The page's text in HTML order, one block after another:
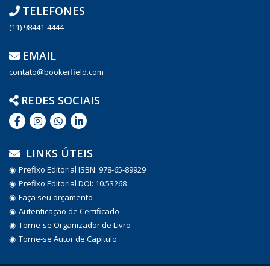
TELEFONES
(11) 98441-4444
EMAIL
contato@bookerfield.com
REDES SOCIAIS
LINKS ÚTEIS
Prefixo Editorial ISBN: 978-65-89929
Prefixo Editorial DOI: 10.53268
Faça seu orçamento
Autenticação de Certificado
Torne-se Organizador de Livro
Torne-se Autor de Capítulo